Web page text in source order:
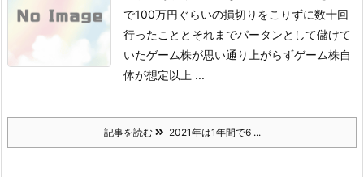
で100万円ぐらいの損切りをこりずに数十回
行ったこととそれまでパータンとして儲けて
いたゲーム株が思い通り上がらずゲーム株自
体が想定以上 ...
記事を読む 2021年は1年間で6 ...